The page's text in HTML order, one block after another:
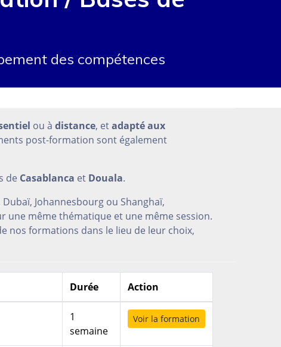
des compétences
ou à distance, etadapté aux
post-formation sont également
de Casablanca et Douala.
Johannesbourg ou Shanghaï,
même thématique et une même session.
nos formations dans le lieu de leur choix,
Durée Action
1
semaine
Voir la formation